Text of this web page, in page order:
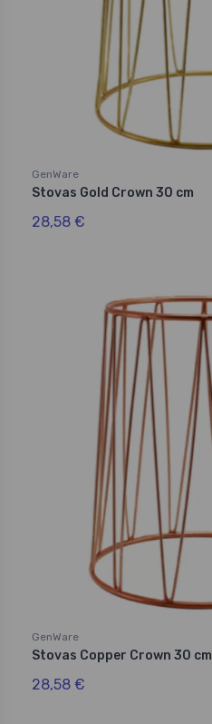
GenWare
Stovas Gold Crown 30 cm
28,58 €
GenWare
Stovas Copper Crown 30 cm
28,58 €